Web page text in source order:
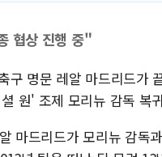
협상 진행 중"
명문 레알 마드리드가
원' 조제 모리뉴 감독 복
마드리드가 모리뉴 감독